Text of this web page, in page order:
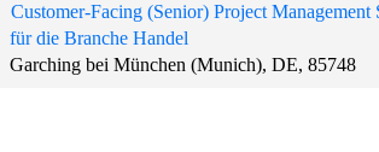
Customer-Facing (Senior) Project Management
für die Branche Handel
Garching bei München (Munich), DE, 85748